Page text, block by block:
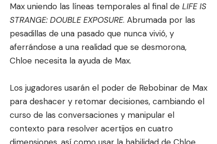
Max uniendo las líneas temporales al final de LIFE IS
STRANGE: DOUBLE EXPOSURE. Abrumada por las
pesadillas de una pasado que nunca vivió, y
aferrándose a una realidad que se desmorona,
Chloe necesita la ayuda de Max.
Los jugadores usarán el poder de Rebobinar de Max
para deshacer y retomar decisiones, cambiando el
curso de las conversaciones y manipular el
contexto para resolver acertijos en cuatro
dimensiones, así como usar la habilidad de Chloe,